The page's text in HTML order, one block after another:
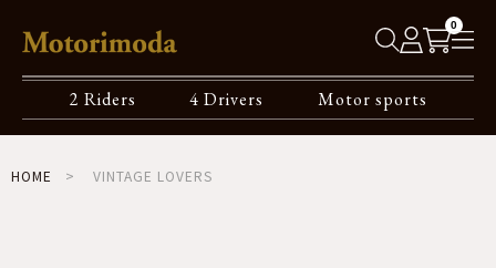
0
2 Riders 4 Drivers Motor sports
HOME VINTAGE LOVERS